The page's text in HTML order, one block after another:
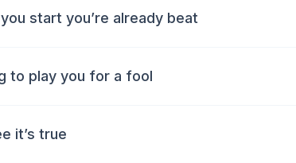
start you’re already beat
to play you for a fool
it’s true